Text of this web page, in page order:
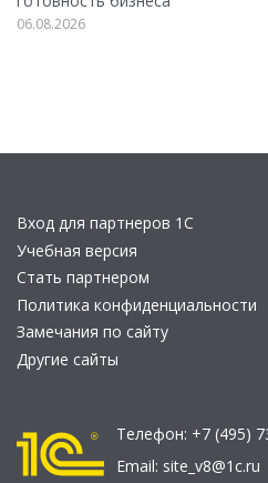
06.08.2026
Вход для партнеров 1С
Учебная версия
Стать партнером
Политика конфиденциальности
Замечания по сайту
Другие сайты
Телефон: +7 (495)
Email: site_v8@1c.ru